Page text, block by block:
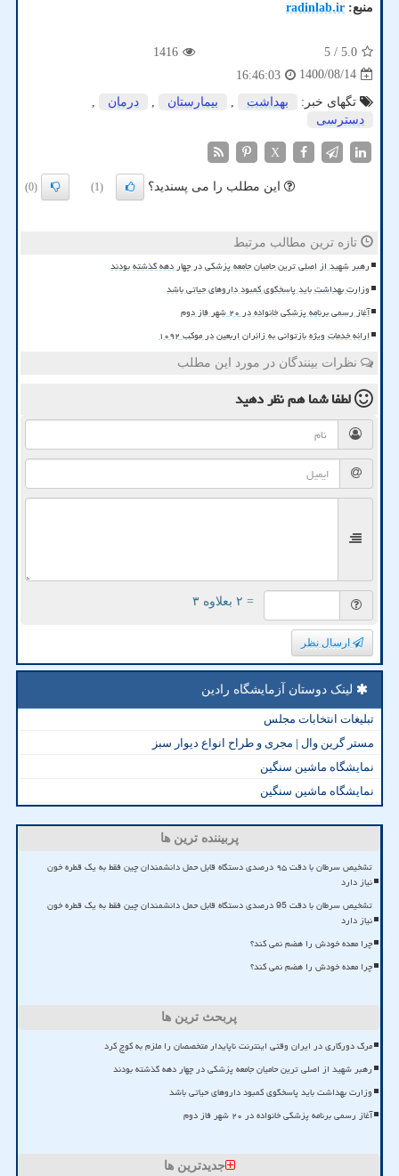
منبع: radinlab.ir
5.0
/ 5
1416
1400/08/14
16:46:03
تگهای خبر:
بهداشت , بیمارستان , درمان
,
دسترسی
X
این مطلب را می پسندید؟ (1)
(0)
تازه ترین مطالب مرتبط
رهبر شهید از اصلی ترین حامیان جامعه پزشکی در چهار دهه گذشته بودند
وزارت بهداشت باید پاسخگوی کمبود داروهای حیاتی باشد
آغاز رسمی برنامه پزشکی خانواده در ۲۰ شهر فاز دوم
ارائه خدمات ویژه بازتوانی به زائران اربعین در موکب ۱۰۹۲
نظرات بینندگان در مورد این مطلب
لطفا شما همنظر دهید
= ۲ بعلاوه ۳
ارسال نظر
لینک دوستان آزمایشگاه رادین
تبلیغات انتخابات مجلس
مستر گرین وال | مجری و طراح انواع دیوار سبز
نمایشگاه ماشین سنگین
نمایشگاه ماشین سنگین
پربیننده ترین ها
تشخیص سرطان با دقت ۹۵ درصدی دستگاه قابل حمل دانشمندان چین فقط به یک قطره خون
نیاز دارد
تشخیص سرطان با دقت 95 درصدی دستگاه قابل حمل دانشمندان چین فقط به یک قطره خون
نیاز دارد
چرا معده خودش را هضم نمی کند؟
چرا معده خودش را هضم نمی کند؟
پربحث ترین ها
مرگ دورکاری در ایران وقتی اینترنت ناپایدار متخصصان را ملزم به کوچ کرد
رهبر شهید از اصلی ترین حامیان جامعه پزشکی در چهار دهه گذشته بودند
وزارت بهداشت باید پاسخگوی کمبود داروهای حیاتی باشد
آغاز رسمی برنامه پزشکی خانواده در ۲۰ شهر فاز دوم
جدیدترین ها